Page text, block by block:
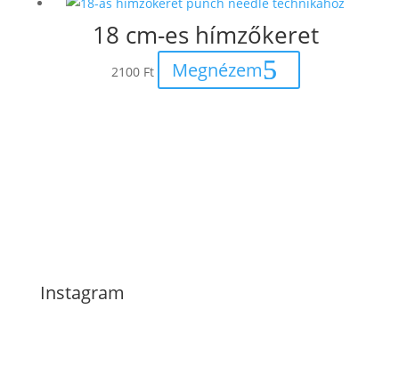
18 cm-es hímzőkeret
2100 Ft Megnézem
Instagram